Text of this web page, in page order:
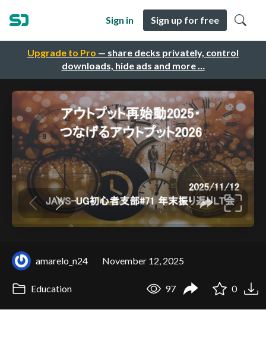
Upgrade to Pro — share decks privately, control
downloads, hide ads and more …
Sign in Sign up for free
amarelo_n24 November 12, 2025
Education 97 0